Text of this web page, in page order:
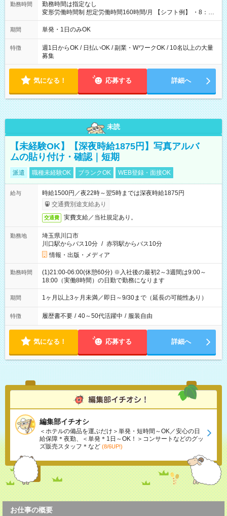
勤務時間
勤務時間は指定なし
変形労働時間制 想定労働時間160時間/月 【シフト例】 ・8：00
～21：00
期間 単発・1日のみOK
特徴
週1日からOK / 日払いOK / 副業・WワークOK / 10名以上の大量
募集
気になる！ 応募する 詳細へ
未読
【未経験OK】【深夜時給1875円】写真アルバ
ムの貼り付け・確認｜短期
派遣 職種未経験OK ブランクOK WEB登録・面接OK
給与
時給1500円／夜22時～翌5時までは深夜時給1875円
交通費別途支給あり
交通費 実費支給／当社規定あり。
勤務地
埼玉県川口市
川口駅からバス10分 / 赤羽駅からバス10分
情報・出版・メディア
勤務時間
(1)21:00-06:00(休憩60分) ※入社後の最初2～3週間は9:00～
18:00（実働8時間）の日勤で勤務になります
期間 1ヶ月以上3ヶ月未満／即日～9/30まで（延長の可能性あり）
特徴 履歴書不要 / 40～50代活躍中 / 服装自由
気になる！ 応募する 詳細へ
編集部イチオシ
＜ホテルの備品を運ぶだけ＞単発・短時間～OK／安心の日
給保障＊夜勤、＜単発＊1日～OK！＞コンサートなどのグッ
ズ販売スタッフ＊など (8/6UP!)
お仕事の概要